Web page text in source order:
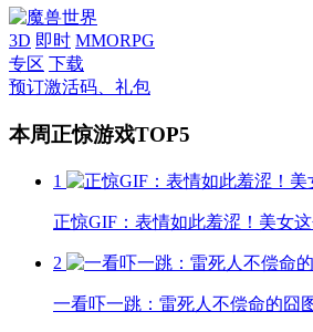
3D 即时 MMORPG
专区 下载
预订激活码、礼包
本周正惊游戏TOP5
1
正惊GIF：表情如此羞涩！美女
2
一看吓一跳：雷死人不偿命的囧